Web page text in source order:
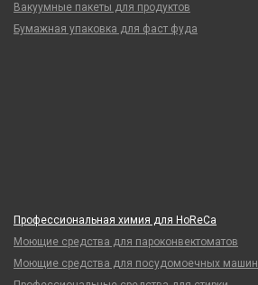
Вакуумные пакеты для продуктов
Бумажная упаковка для фаст фуда
Профессиональная химия для HoReCa
Моющие средства для пароконвектоматов
Моющие средства для посудомоечных машин